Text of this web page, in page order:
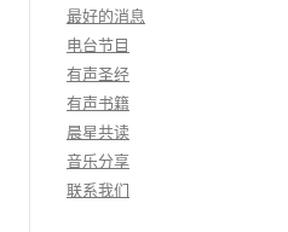
最好的消息
电台节目
有声圣经
有声书籍
晨星共读
音乐分享
联系我们